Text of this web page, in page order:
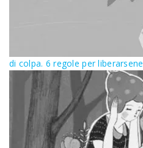
di colpa. 6 regole per liberarsene